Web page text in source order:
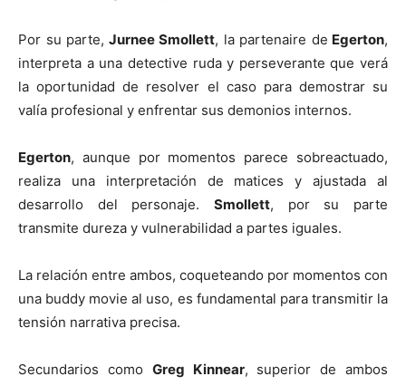
Por su parte, Jurnee Smollett, la partenaire de Egerton,
interpreta a una detective ruda y perseverante que verá
la oportunidad de resolver el caso para demostrar su
valía profesional y enfrentar sus demonios internos.
Egerton, aunque por momentos parece sobreactuado,
realiza una interpretación de matices y ajustada al
desarrollo del personaje. Smollett, por su parte
transmite dureza y vulnerabilidad a partes iguales.
La relación entre ambos, coqueteando por momentos con
una buddy movie al uso, es fundamental para transmitir la
tensión narrativa precisa.
Secundarios como Greg Kinnear, superior de ambos